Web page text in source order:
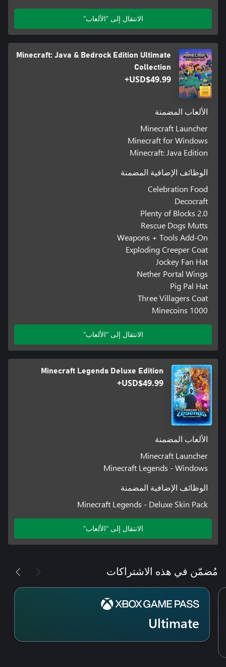
الانتقال إلى "الألعاب"
Minecraft: Java & Bedrock Edition Ultimate
Collection
USD$49.99+
الألعاب المضمنة
Minecraft Launcher
Minecraft for Windows
Minecraft: Java Edition
الوظائف الإضافية المضمنة
Celebration Food
Decocraft
Plenty of Blocks 2.0
Rescue Dogs Mutts
Weapons + Tools Add-On
Exploding Creeper Coat
Jockey Fan Hat
Nether Portal Wings
Pig Pal Hat
Three Villagers Coat
1000 Minecoins
الانتقال إلى "الألعاب"
Minecraft Legends Deluxe Edition
USD$49.99+
الألعاب المضمنة
Minecraft Launcher
Minecraft Legends - Windows
الوظائف الإضافية المضمنة
Minecraft Legends - Deluxe Skin Pack
الانتقال إلى "الألعاب"
مُضمّن في هذه الاشتراكات
Ultimate